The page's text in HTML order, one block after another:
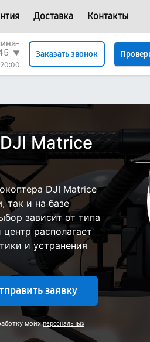
Доставка Контакты
▼
Заказать звонок
Matrice
DJI Matrice
так и на базе
зависит от типа
располагает
и устранения
заявку
моихперсональных